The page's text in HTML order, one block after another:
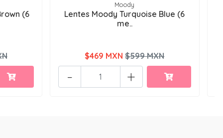
(6
Moody
Lentes Moody Turquoise Blue (6
me..
$469 MXN $599 MXN
+
-